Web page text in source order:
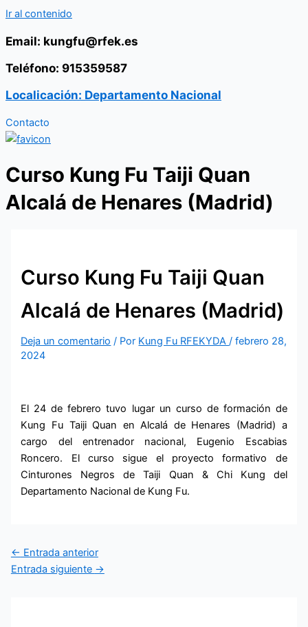
Ir al contenido
Email: kungfu@rfek.es
Teléfono: 915359587
Localicación: Departamento Nacional
Contacto
Curso Kung Fu Taiji Quan
Alcalá de Henares (Madrid)
Curso Kung Fu Taiji Quan
Alcalá de Henares (Madrid)
Deja un comentario / Por Kung Fu RFEKYDA/febrero 28,
2024
El 24 de febrero tuvo lugar un curso de formación de
Kung Fu Taiji Quan en Alcalá de Henares (Madrid) a
cargo del entrenador nacional, Eugenio Escabias
Roncero. El curso sigue el proyecto formativo de
Cinturones Negros de Taiji Quan & Chi Kung del
Departamento Nacional de Kung Fu.
← Entrada anterior
Entrada siguiente →